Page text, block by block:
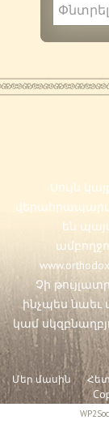
Սույն
են
Չի
ինչպես նաեւ
կամ
Մեր մասին